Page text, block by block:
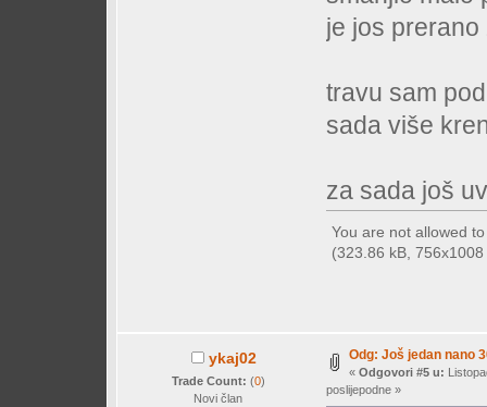
je jos prerano
travu sam
sada više
za sada još
You are not allowed
(323.86 kB,
ykaj02
Trade Count: (0)
Novi član
Odg: Još jedan nano
« Odgovori #5 u:
poslijepodne »